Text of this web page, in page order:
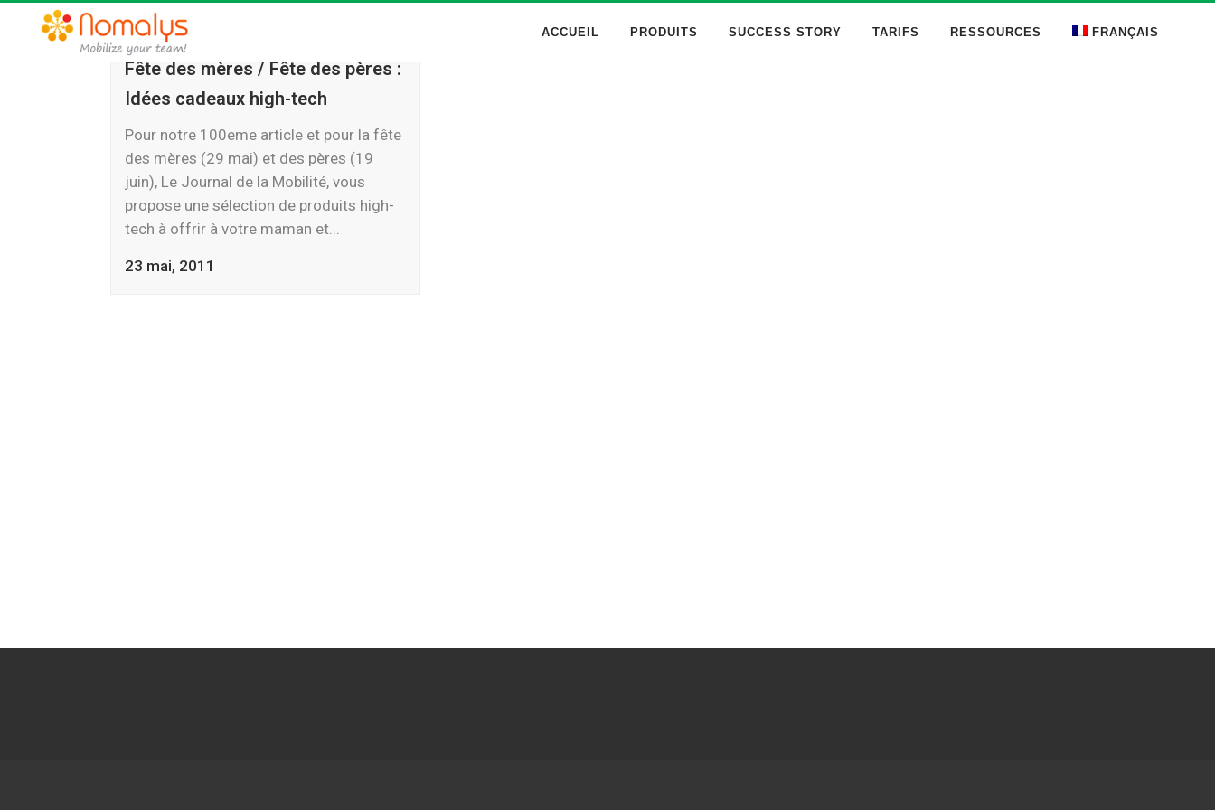
ACCUEIL PRODUITS SUCCESS STORY TARIFS RESSOURCES FRANÇAIS
Fête des mères / Fête des pères :
Idées cadeaux high-tech
Pour notre 100eme article et pour la fête
des mères (29 mai) et des pères (19
juin), Le Journal de la Mobilité, vous
propose une sélection de produits high-
tech à offrir à votre maman et...
23 mai, 2011